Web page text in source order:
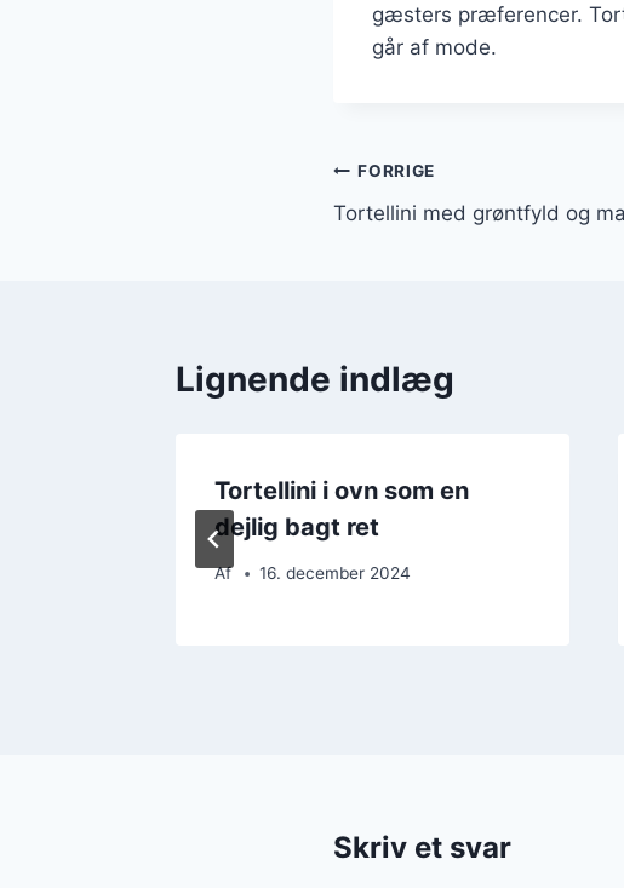
gæsters præferencer.
går af mode.
Indlægsnavigation
FORRIGE
Tortellini med grøntfyld og
Lignende indlæg
Tortellini i ovn som en
dejlig bagt ret
Af 16. december 2024
Skriv et svar